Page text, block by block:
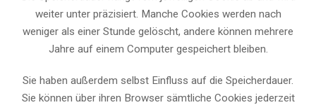
weiter unter präzisiert. Manche Cookies werden nach
weniger als einer Stunde gelöscht, andere können mehrere
Jahre auf einem Computer gespeichert bleiben.
Sie haben außerdem selbst Einfluss auf die Speicherdauer.
Sie können über ihren Browser sämtliche Cookies jederzeit